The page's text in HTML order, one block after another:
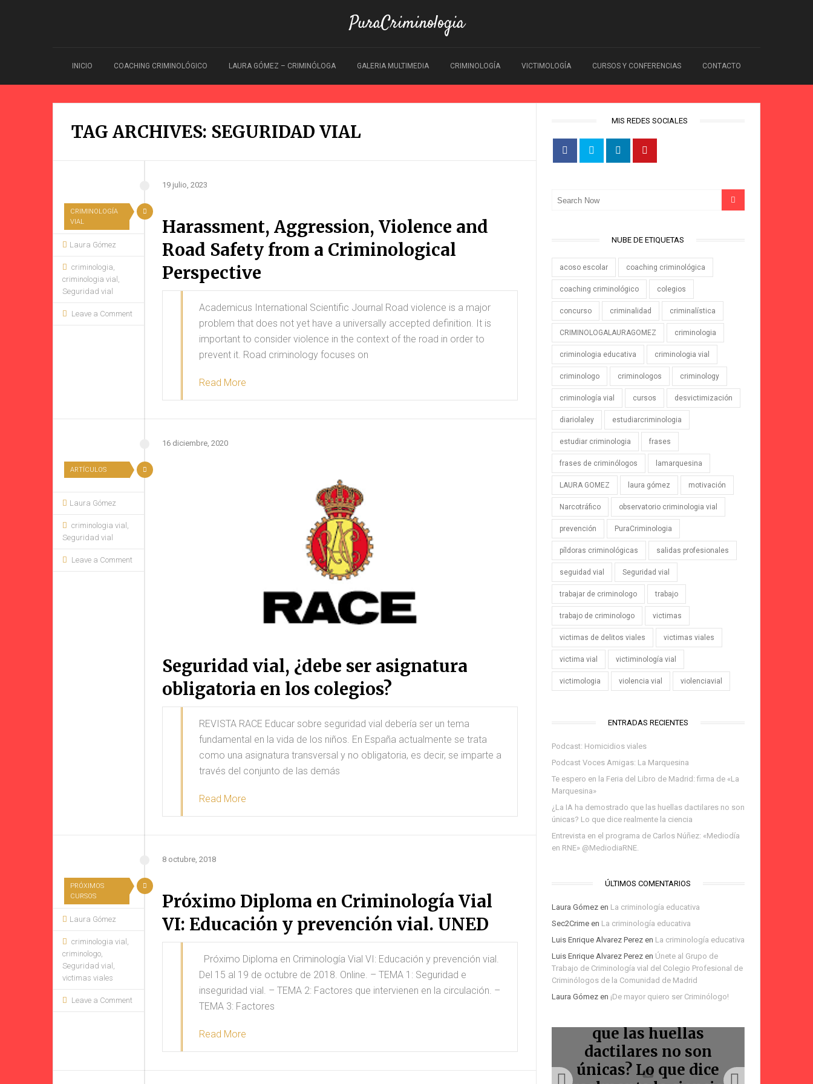
PuraCriminologia
INICIO COACHING CRIMINOLÓGICO LAURA GÓMEZ – CRIMINÓLOGA GALERIA MULTIMEDIA CRIMINOLOGÍA VICTIMOLOGÍA CURSOS Y CONFERENCIAS CONTACTO
TAG ARCHIVES: SEGURIDAD VIAL
CRIMINOLOGÍA
VIAL
19 julio, 2023
Harassment, Aggression, Violence and
Road Safety from a Criminological
Perspective
Laura Gómez
criminologia,
criminologia vial ,
Seguridad vial
Leave a Comment
Academicus International Scientific Journal Road violence is a major
problem that does not yet have a universally accepted definition. It is
important to consider violence in the context of the road in order to
prevent it. Road criminology focuses on
Read More
ARTÍCULOS
16 diciembre, 2020
Seguridad vial, ¿debe ser asignatura
obligatoria en los colegios?
Laura Gómez
criminologia vial ,
Seguridad vial
Leave a Comment
REVISTA RACE Educar sobre seguridad vial debería ser un tema
fundamental en la vida de los niños. En España actualmente se trata
como una asignatura transversal y no obligatoria, es decir, se imparte a
través del conjunto de las demás
Read More
PRÓXIMOS
CURSOS
8 octubre, 2018
Próximo Diploma en Criminología Vial
VI: Educación y prevención vial. UNED
Laura Gómez
criminologia vial
criminologo
Seguridad vial
victimas viales
Leave a Comment
Próximo Diploma en Criminología Vial VI: Educación y prevención vial.
Del 15 al 19 de octubre de 2018. Online. – TEMA 1: Seguridad e
inseguridad vial. – TEMA 2: Factores que intervienen en la circulación. –
TEMA 3: Factores
Read More
MIS REDES SOCIALES
NUBE DE ETIQUETAS
acoso escolar coaching criminológica
coaching criminológico colegios
concurso criminalidad criminalística
CRIMINOLOGALAURAGOMEZ criminologia
criminologia educativa criminologia vial
criminologo criminologos criminology
criminología vial cursos desvictimización
diariolaley estudiarcriminologia
estudiar criminologia frases
frases de criminólogos lamarquesina
LAURA GOMEZ laura gómez motivación
Narcotráfico observatorio criminologia vial
prevención PuraCriminologia
píldoras criminológicas salidas profesionales
seguidad vial Seguridad vial
trabajar de criminologo trabajo
trabajo de criminologo victimas
victimas de delitos viales victimas viales
victima vial victiminología vial
victimologia violencia vial violenciavial
ENTRADAS RECIENTES
Podcast: Homicidios viales
Podcast Voces Amigas: La Marquesina
Te espero en la Feria del Libro de Madrid: firma de «La
Marquesina»
¿La IA ha demostrado que las huellas dactilares no son
únicas? Lo que dice realmente la ciencia
Entrevista en el programa de Carlos Núñez: «Mediodía
en RNE» @MediodiaRNE.
ÚLTIMOS COMENTARIOS
Laura Gómezen La criminología educativa
Sec2Crimeen La criminología educativa
Luis Enrique Alvarez Perezen La criminología educativa
Luis Enrique Alvarez Perezen Únete al Grupo de
Trabajo de Criminología vial del Colegio Profesional de
Criminólogos de la Comunidad de Madrid
Laura Gómezen ¡De mayor quiero ser Criminólogo!
Bienvenidos
criminólogos
Podcast: Homicidios
viales
Podcast Voces Amigas:
La Marquesina
Te espero en la Feria
del Libro de Madrid:
firma de «La
Marquesina»
que las huellas
dactilares no son
únicas? Lo que dice